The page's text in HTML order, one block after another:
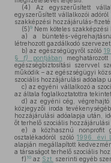
(4) Az egyszerűsített
egyszerűsített vállalkozói
szakképzési hozzájárulás-
(5)9 Nem köteles
a) a büntetés-
létrehozott gazdálkodó szervezet,
b) az egészségügyről szóló
§ f) pontjában
egészségbiztosítási szervvel
működik – az egészségügyi
szociális hozzájárulási adóalap
c) az egyéni vállalkozó a
az általa foglalkoztatottra
d) az egyéni cég, végrehajtó
közjegyzői iroda
hozzájárulási adóalapja után,
őt terhelő szociális
e) a közhasznú nonprofit
osztalékadóról szóló1996. évi
alapján megállapított
a társaságot terhelő szociális
f) 10 az Szt. szerinti egyéb